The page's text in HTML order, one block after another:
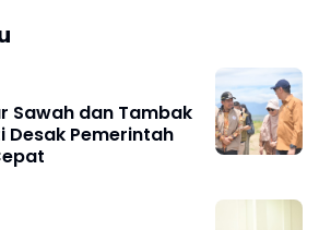
Sawah dan Tambak
Desak Pemerintah